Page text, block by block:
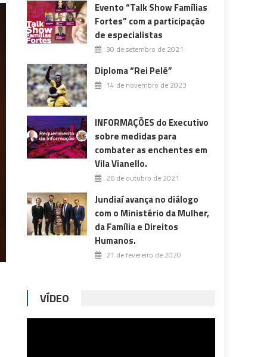
Evento “Talk Show Famílias
Fortes” com a participação
de especialistas
30 de setembro de 2021
Diploma “Rei Pelé”
14 de novembro de 2023
INFORMAÇÕES do Executivo
sobre medidas para
combater as enchentes em
Vila Vianello.
26 de outubro de 2021
Jundiaí avança no diálogo
com o Ministério da Mulher,
da Família e Direitos
Humanos.
21 de fevereiro de 2020
VÍDEO